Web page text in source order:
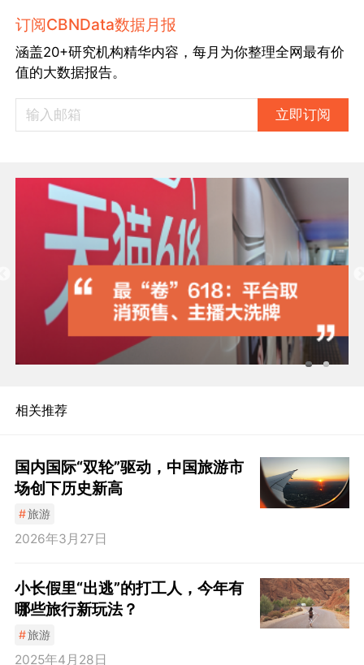
订阅CBNData数据月报
涵盖20+研究机构精华内容，每月为你整理全网最有价
值的大数据报告。
立即订阅
相关推荐
国内国际“双轮”驱动，中国旅游市
场创下历史新高
#旅游
2026年3月27日
小长假里“出逃”的打工人，今年有
哪些旅行新玩法？
#旅游
2025年4月28日